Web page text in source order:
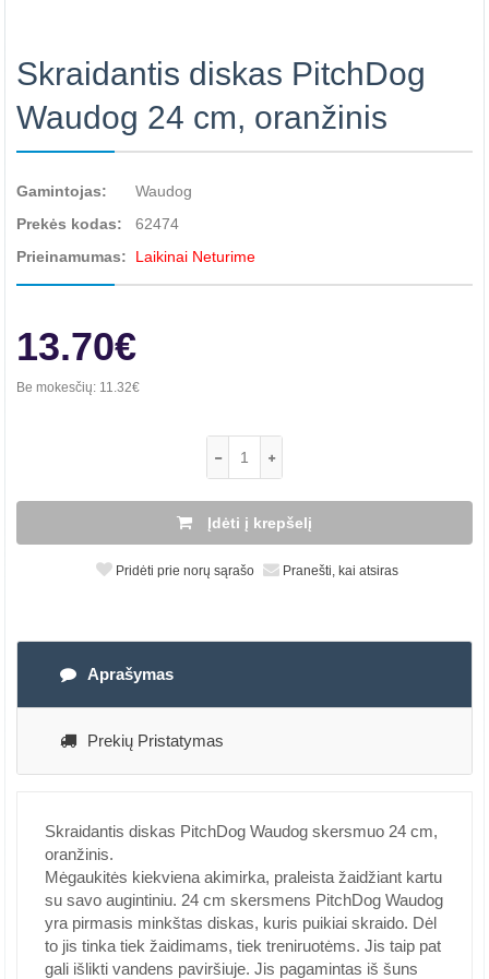
Skraidantis diskas PitchDog
Waudog 24 cm, oranžinis
Gamintojas:
Waudog
Prekės kodas:
62474
Prieinamumas:
Laikinai Neturime
13.70€
Be mokesčių: 11.32€
Įdėti į krepšelį
Pridėti prie norų sąrašo Pranešti, kai atsiras
Aprašymas
Prekių Pristatymas
Skraidantis diskas PitchDog Waudog skersmuo 24 cm,
oranžinis.
Mėgaukitės kiekviena akimirka, praleista žaidžiant kartu
su savo augintiniu. 24 cm skersmens PitchDog Waudog
yra pirmasis minkštas diskas, kuris puikiai skraido. Dėl
to jis tinka tiek žaidimams, tiek treniruotėms. Jis taip pat
gali išlikti vandens paviršiuje. Jis pagamintas iš šuns